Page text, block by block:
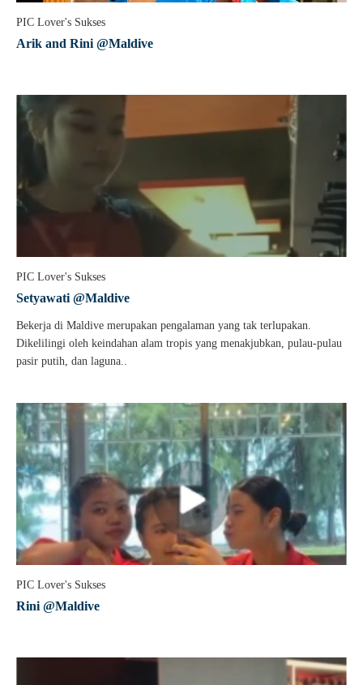
PIC Lover's Sukses
Arik and Rini @Maldive
PIC Lover's Sukses
Setyawati @Maldive
Bekerja di Maldive merupakan pengalaman yang tak terlupakan.
Dikelilingi oleh keindahan alam tropis yang menakjubkan, pulau-pulau
pasir putih, dan laguna..
PIC Lover's Sukses
Rini @Maldive